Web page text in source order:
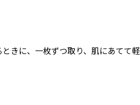
きに、一枚ずつ取り、肌にあてて